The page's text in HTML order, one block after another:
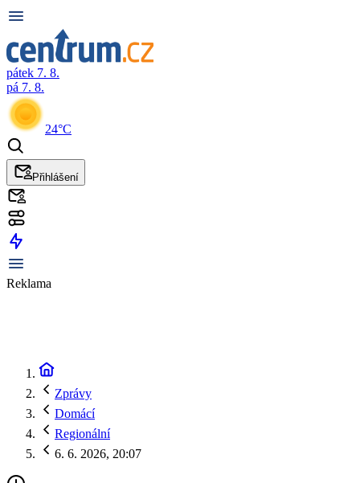
pátek 7. 8.
pá 7. 8.
24°C
Přihlášení
Reklama
Zprávy
Domácí
Regionální
6. 6. 2026, 20:07